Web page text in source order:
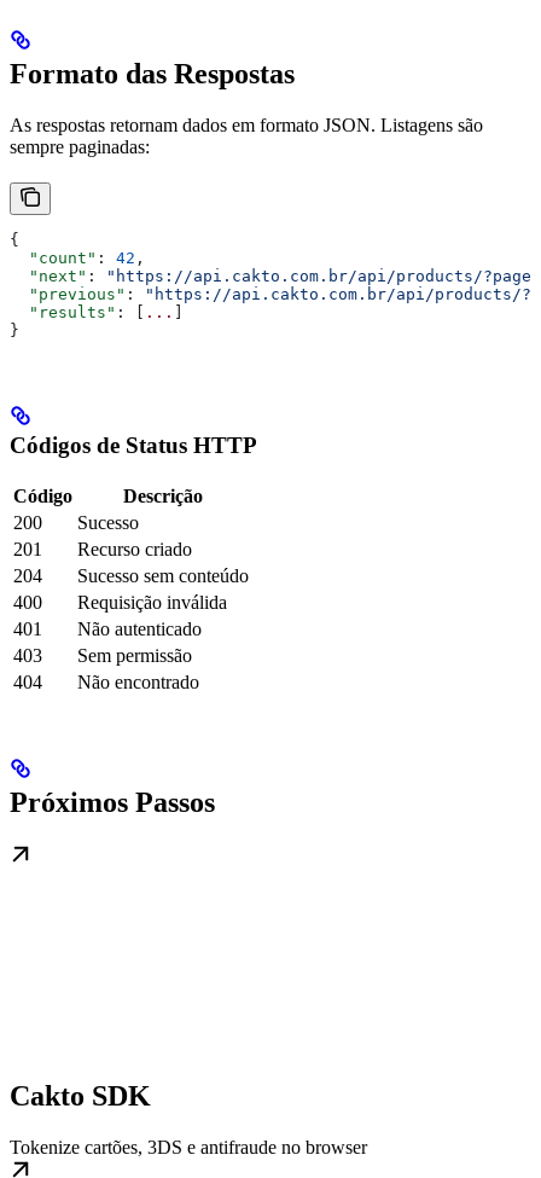
Formato das Respostas
As respostas retornam dados em formato JSON. Listagens são
sempre paginadas:
{
  "count"
: 42 ,
  "next"
:
"https://api.cakto.com.br/api/products/
  "previous"
:
"https://api.cakto.com.br/api/products/
  "results"
: [ ...
}
Códigos de Status HTTP
Código
Descrição
200
Sucesso
201
Recurso criado
204
Sucesso sem conteúdo
400
Requisição inválida
401
Não autenticado
403
Sem permissão
404
Não encontrado
Próximos Passos
Cakto SDK
Tokenize cartões, 3DS e antifraude no browser